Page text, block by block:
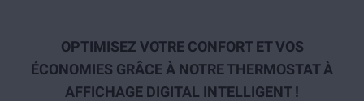
OPTIMISEZ VOTRE CONFORT ET VOS
ÉCONOMIES GRÂCE À NOTRE THERMOSTAT À
AFFICHAGE DIGITAL INTELLIGENT !